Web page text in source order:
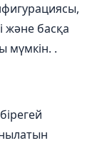
,
және басқа
мүмкін. .
бірегей